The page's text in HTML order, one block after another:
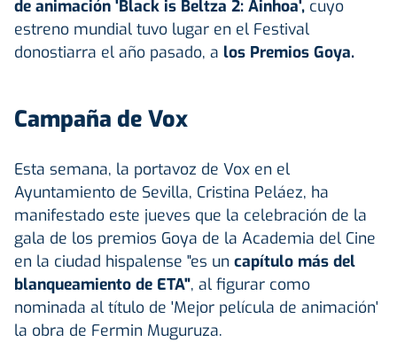
de animación 'Black is Beltza 2: Ainhoa', cuyo
estreno mundial tuvo lugar en el Festival
donostiarra el año pasado, a los Premios Goya.
Campaña de Vox
Esta semana, la portavoz de Vox en el
Ayuntamiento de Sevilla, Cristina Peláez, ha
manifestado este jueves que la celebración de la
gala de los premios Goya de la Academia del Cine
en la ciudad hispalense "es un capítulo más del
blanqueamiento de ETA", al figurar como
nominada al título de 'Mejor película de animación'
la obra de Fermin Muguruza.